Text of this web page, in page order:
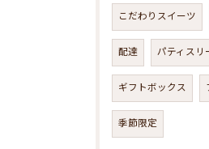
こだわりスイーツ
配達 パティスリ
ギフトボックス
季節限定